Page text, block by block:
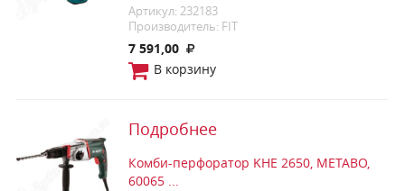
Артикул: 232183
Производитель: FIT
7 591,00
В корзину
Подробнее
Комби-перфоратор KHE 2650, METABO,
60065 ...